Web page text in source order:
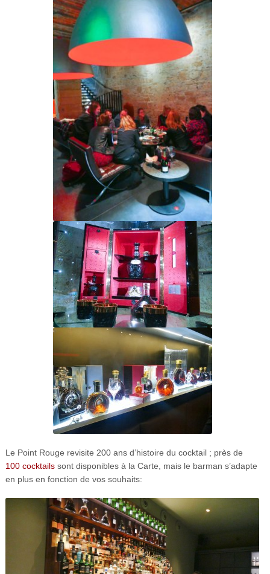
Le Point Rouge revisite 200 ans d’histoire du cocktail ; près de
100 cocktailssont disponibles à la Carte, mais le barman s’adapte
en plus en fonction de vos souhaits: